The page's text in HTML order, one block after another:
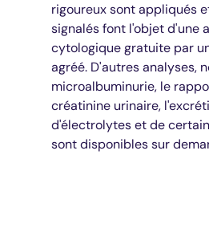
rigoureux sont appliqués
signalés font l'objet d'une
cytologique gratuite par
agréé. D'autres analyses,
microalbuminurie, le
créatinine urinaire,
d'électrolytes et de
sont disponibles sur